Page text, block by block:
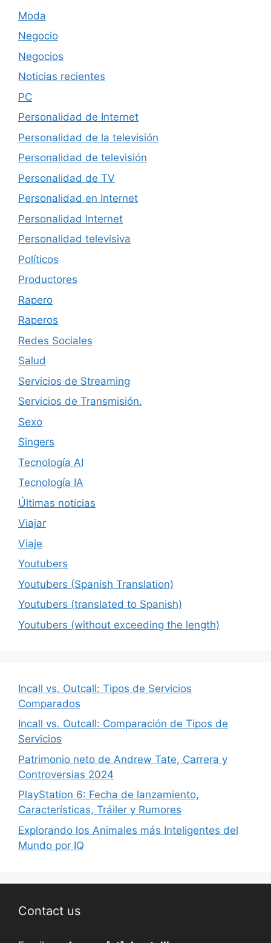
Moda
Negocio
Negocios
Noticias recientes
PC
Personalidad de Internet
Personalidad de la televisión
Personalidad de televisión
Personalidad de TV
Personalidad en Internet
Personalidad Internet
Personalidad televisiva
Políticos
Productores
Rapero
Raperos
Redes Sociales
Salud
Servicios de Streaming
Servicios de Transmisión.
Sexo
Singers
Tecnología AI
Tecnología IA
Últimas noticias
Viajar
Viaje
Youtubers
Youtubers (Spanish Translation)
Youtubers (translated to Spanish)
Youtubers (without exceeding the length)
Incall vs. Outcall: Tipos de Servicios
Comparados
Incall vs. Outcall: Comparación de Tipos de
Servicios
Patrimonio neto de Andrew Tate, Carrera y
Controversias 2024
PlayStation 6: Fecha de lanzamiento,
Características, Tráiler y Rumores
Explorando los Animales más Inteligentes del
Mundo por IQ
Contact us